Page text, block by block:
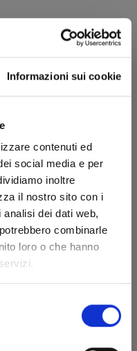
Informazioni sui cookie
contenuti ed
social media e per
inoltre
il nostro sito con i
dei dati web,
combinarle
loro o che hanno
n. 16